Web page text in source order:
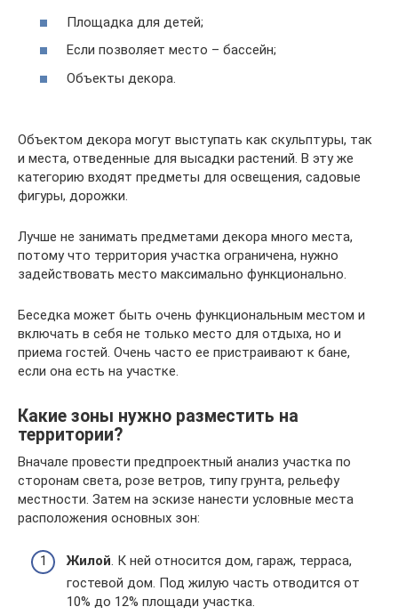
Площадка для детей;
Если позволяет место – бассейн;
Объекты декора.
Объектом декора могут выступать как скульптуры, так
и места, отведенные для высадки растений. В эту же
категорию входят предметы для освещения, садовые
фигуры, дорожки.
Лучше не занимать предметами декора много места,
потому что территория участка ограничена, нужно
задействовать место максимально функционально.
Беседка может быть очень функциональным местом и
включать в себя не только место для отдыха, но и
приема гостей. Очень часто ее пристраивают к бане,
если она есть на участке.
Какие зоны нужно разместить на
территории?
Вначале провести предпроектный анализ участка по
сторонам света, розе ветров, типу грунта, рельефу
местности. Затем на эскизе нанести условные места
расположения основных зон:
Жилой. К ней относится дом, гараж, терраса,
гостевой дом. Под жилую часть отводится от
10% до 12% площади участка.